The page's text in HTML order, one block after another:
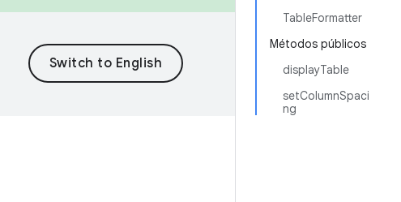
TableFormatter
Métodos públicos
displayTable
setColumnSpaci
ng